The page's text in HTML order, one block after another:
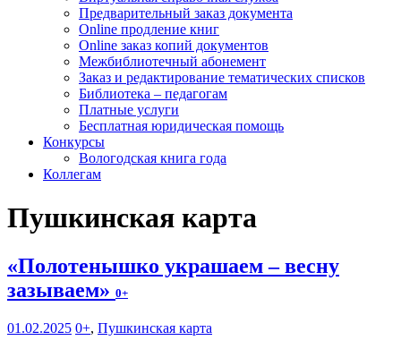
Предварительный заказ документа
Online продление книг
Online заказ копий документов
Межбиблиотечный абонемент
Заказ и редактирование тематических списков
Библиотека – педагогам
Платные услуги
Бесплатная юридическая помощь
Конкурсы
Вологодская книга года
Коллегам
Пушкинская карта
«Полотенышко украшаем – весну
зазываем» 0+
01.02.2025 0+, Пушкинская карта